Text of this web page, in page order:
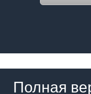
Полная